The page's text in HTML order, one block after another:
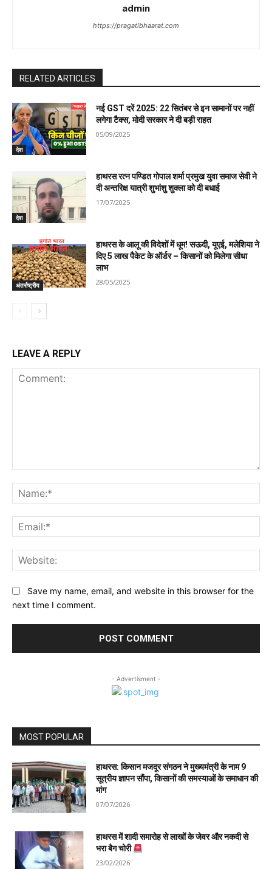
admin
https://pragatibhaarat.com
RELATED ARTICLES
देश
नई GST दरें 2025: 22 सितंबर से इन सामानों पर नहीं
लगेगा टैक्स, मोदी सरकार ने दी बड़ी राहत
05/09/2025
देश
हाथरस रत्न पण्डित गोपाल शर्मा प्रमुख युवा समाज सेवी ने
दी अन्तरिक्ष यात्री शुभांशु शुक्ला को दी बधाई
17/07/2025
अंतर्राष्ट्रीय
हाथरस के आलू की विदेशों में धूम! सऊदी, यूएई, मलेशिया ने
दिए 5 लाख पैकेट के ऑर्डर – किसानों को मिलेगा सीधा
लाभ
28/05/2025
LEAVE A REPLY
Save my name, email, and website in this browser for the
next time I comment.
- Advertisment -
MOST POPULAR
हाथरस: किसान मजदूर संगठन ने मुख्यमंत्री के नाम 9
सूत्रीय ज्ञापन सौंपा, किसानों की समस्याओं के समाधान की
मांग
07/07/2026
हाथरस में शादी समारोह से लाखों के जेवर और नकदी से
भरा बैग चोरी
23/02/2026